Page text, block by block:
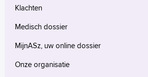
Klachten
Medisch dossier
MijnASz, uw online dossier
Onze organisatie